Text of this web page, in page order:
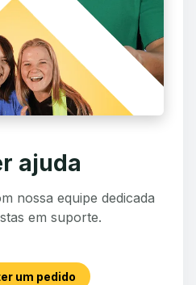
ajuda
nossa equipe dedicada
em suporte.
um pedido